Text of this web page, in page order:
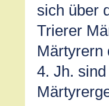
sich über
Trierer
Märtyrern
4. Jh.